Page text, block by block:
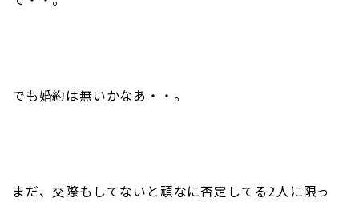
でも婚約は無いかなあ・・。
まだ、交際もしてないと頑なに否定してる2人に限っ